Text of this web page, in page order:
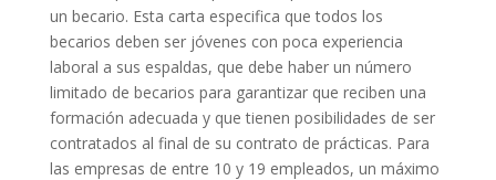
un becario. Esta carta especifica que todos los
becarios deben ser jóvenes con poca experiencia
laboral a sus espaldas, que debe haber un número
limitado de becarios para garantizar que reciben una
formación adecuada y que tienen posibilidades de ser
contratados al final de su contrato de prácticas. Para
las empresas de entre 10 y 19 empleados, un máximo